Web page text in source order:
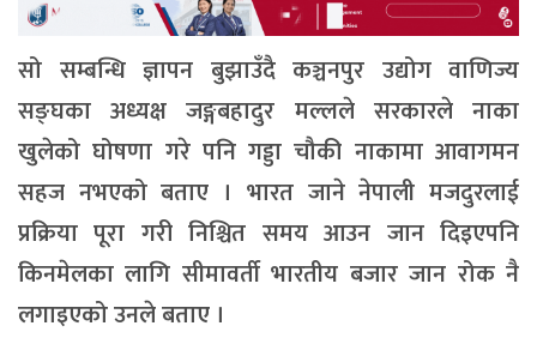
सो सम्बन्धि ज्ञापन बुझाउँदै कञ्चनपुर उद्योग वाणिज्य
सङ्घका अध्यक्ष जङ्गबहादुर मल्लले सरकारले नाका
खुलेको घोषणा गरे पनि गड्डा चौकी नाकामा आवागमन
सहज नभएको बताए । भारत जाने नेपाली मजदुरलाई
प्रक्रिया पूरा गरी निश्चित समय आउन जान दिइएपनि
किनमेलका लागि सीमावर्ती भारतीय बजार जान रोक नै
लगाइएको उनले बताए ।